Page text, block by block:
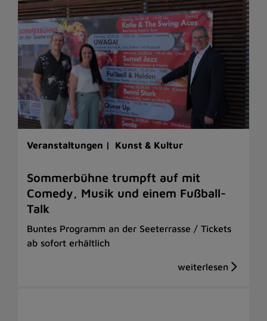
Veranstaltungen | Kunst & Kultur
Sommerbühne trumpft auf mit
Comedy, Musik und einem Fußball-
Talk
Buntes Programm an der Seeterrasse / Tickets
ab sofort erhältlich